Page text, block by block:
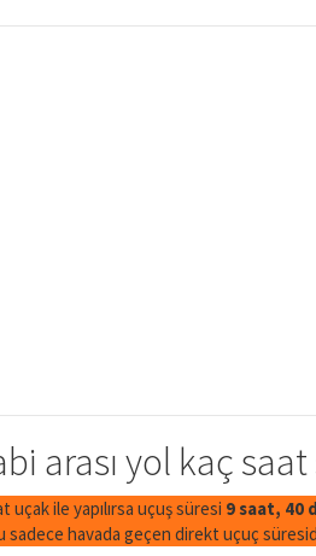
arası yol kaç
uçak ile yapılırsa uçuş süresi 9 saat, 40
sadece havada geçen direkt uçuç